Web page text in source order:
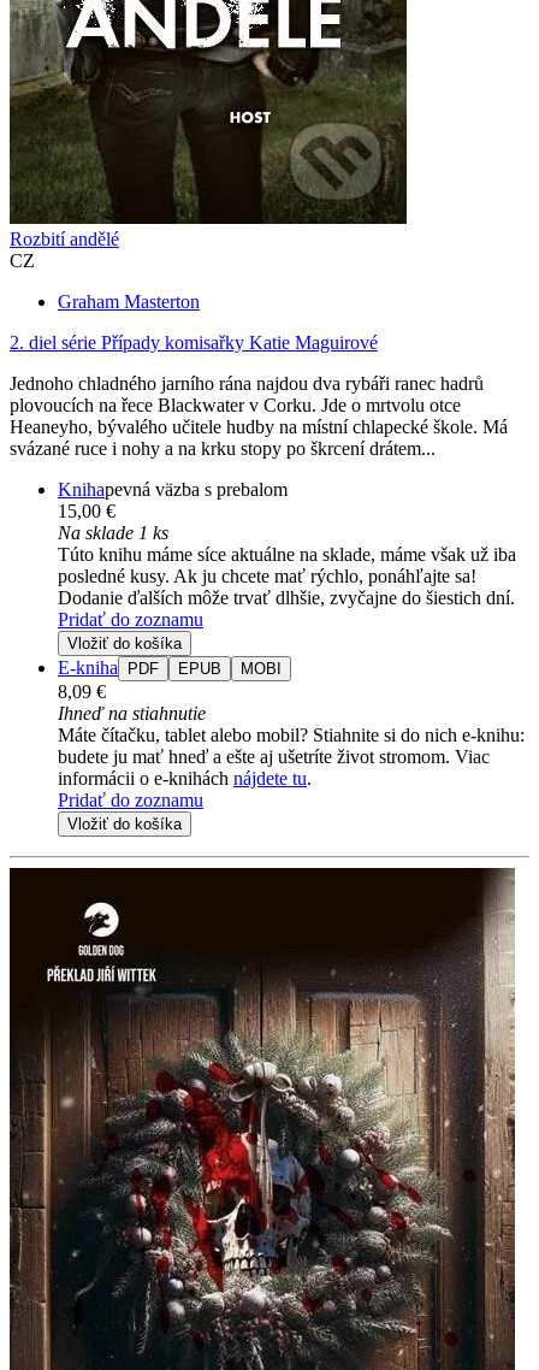
Rozbití andělé
CZ
Graham Masterton
2. diel série Případy komisařky Katie Maguirové
Jednoho chladného jarního rána najdou dva rybáři ranec hadrů
plovoucích na řece Blackwater v Corku. Jde o mrtvolu otce
Heaneyho, bývalého učitele hudby na místní chlapecké škole. Má
svázané ruce i nohy a na krku stopy po škrcení drátem...
Knihapevná väzba s prebalom
15,00 €
Na sklade 1 ks
Túto knihu máme síce aktuálne na sklade, máme však už iba
posledné kusy. Ak ju chcete mať rýchlo, ponáhľajte sa!
Dodanie ďalších môže trvať dlhšie, zvyčajne do šiestich dní.
Pridať do zoznamu
Vložiť do košíka
E-kniha PDF EPUB MOBI
8,09 €
Ihneď na stiahnutie
Máte čítačku, tablet alebo mobil? Stiahnite si do nich e-knihu:
budete ju mať hneď a ešte aj ušetríte život stromom. Viac
informácii o e-knihách nájdete tu.
Pridať do zoznamu
Vložiť do košíka